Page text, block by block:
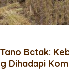
Batak:
Dihadapi